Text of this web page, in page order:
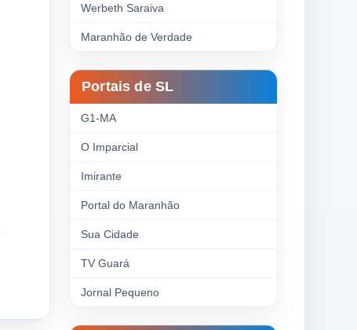
Werbeth Saraiva
Maranhão de Verdade
Portais de SL
G1-MA
O Imparcial
Imirante
Portal do Maranhão
Sua Cidade
TV Guará
Jornal Pequeno